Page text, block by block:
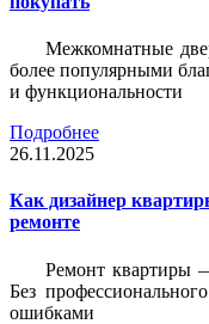
Межкомнатные
более популярными
и функциональности
Подробнее
26.11.2025
Как дизайнер
ремонте
Ремонт квартиры
Без
ошибками